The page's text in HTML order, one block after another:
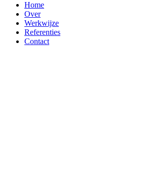
Home
Over
Werkwijze
Referenties
Contact